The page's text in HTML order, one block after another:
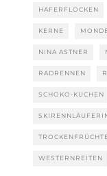
HAFERFLOCKEN
KERNE
NINA ASTNER
RADRENNEN
SCHOKO-KUCHEN
WESTERNREITEN